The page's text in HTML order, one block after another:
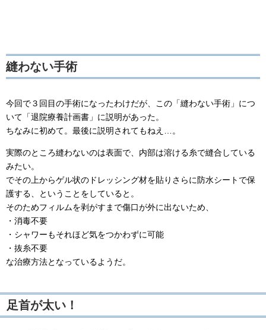
縫わない手術
今回で３回目の手術になったわけだが、この「縫わない手術」につ
いて「退院療養計画書」に説明があった。
ちなみに初めて。最後に説明されてもねえ…。
実際のところ縫わないのは表面で、内部は溶ける糸で縫合している
みたい。
でその上からゲル状のドレッシング材を貼りさらに防水シートで保
護する、ということをしていると。
そのためフィルムを剥がすまで傷口が外に出ないため、
・消毒不要
・シャワーもそれほど気をつかわずに可能
・抜糸不要
な治療方法となっているようだ。
足首が太い！